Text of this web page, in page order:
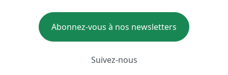
Abonnez-vous à nos newsletters
Suivez-nous